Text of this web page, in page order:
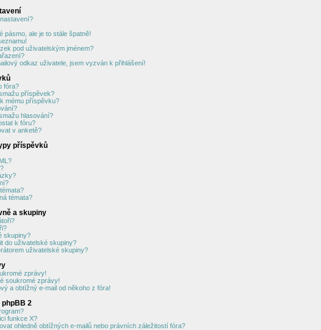
pásmo, ale je to stále špatně!
pod uživatelským jménem?
odkaz uživatele, jsem vyzván k přihlášení!
fóra?
příspěvek?
mému příspěvku?
hlasování?
k fóru?
v anketě?
příspěvků
témata?
a skupiny
skupiny?
do uživatelské skupiny?
uživatelské skupiny?
zprávy!
soukromé zprávy!
a obtížný e-mail od někoho z fóra!
phpBB 2
funkce X?
ohledně obtížných e-mailů nebo právních záležitostí fóra?